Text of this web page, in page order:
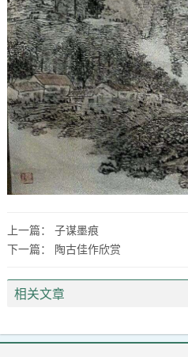
上一篇： 子谋墨痕
下一篇：
陶古佳作欣赏
相关文章